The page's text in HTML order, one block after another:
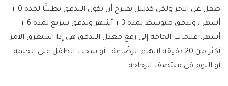
طفل عن الآخر ولكن كدليل نقترح أن يكون التدفق بطيئًا لمدة 0 +
أشهر ، وتدفق متوسط ​​لمدة 3 + أشهر وتدفق سريع لمدة 6 +
أشهر. علامات الحاجة إلى رفع معدل التدفق هي إذا استغرق الأمر
أكثر من 20 دقيقة لإنهاء الرضّاعة ، أو سحب الطفل على الحلمة
أو النوم في منتصف الزجاجة.